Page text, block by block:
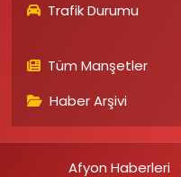
Trafik Durumu
Tüm Manşetler
Haber Arşivi
Afyon Haberleri